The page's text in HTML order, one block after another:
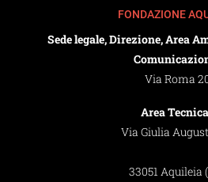
FONDAZIONE
Sede legale, Direzione, Area
Via Roma
Area
Via Giulia
33051 Aquileia